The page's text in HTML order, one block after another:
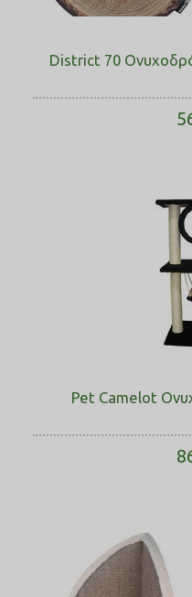
District 70
Pet Camelot